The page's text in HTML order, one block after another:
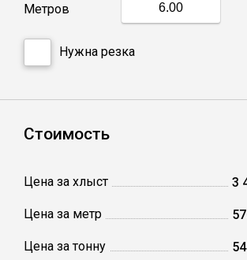
Катанка
Метров
Нужна резка
Стоимость
Цена за хлыст 3
Цена за метр
Цена за тонну